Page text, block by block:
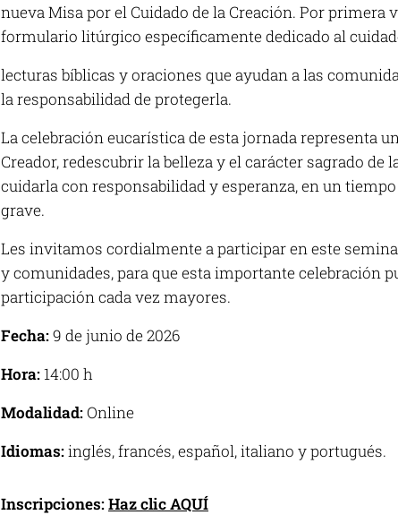
nueva Misa por el Cuidado de la Creación. Por primera
formulario litúrgico específicamente dedicado al
lecturas bíblicas y oraciones que ayudan a las
la responsabilidad de protegerla.
La celebración eucarística de esta jornada representa
Creador, redescubrir la belleza y el carácter sagrado
cuidarla con responsabilidad y esperanza, en un
grave.
Les invitamos cordialmente a participar en este
y comunidades, para que esta importante celebración
participación cada vez mayores.
Fecha:9 de junio de 2026
Hora:14:00 h
Modalidad:Online
Idiomas:inglés, francés, español, italiano y portugués.
Inscripciones:Haz clic AQUÍ